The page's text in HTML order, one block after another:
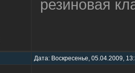
резиновая
Дата: Воскресенье, 05.04.2009,